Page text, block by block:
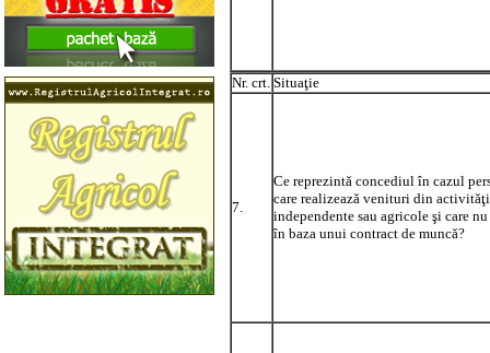
Nr. crt. Situaţie
7.
Ce reprezintă concediul în cazul
care realizează venituri din activităţi
independente sau agricole şi care
în baza unui contract de muncă?